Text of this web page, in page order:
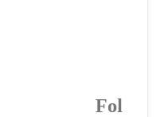
Fol